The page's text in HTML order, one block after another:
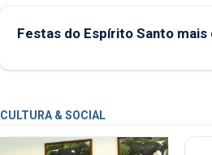
Festas do Espírito Santo
CULTURA & SOCIAL